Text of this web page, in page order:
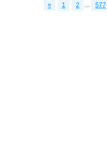
« 1 2 ... 577